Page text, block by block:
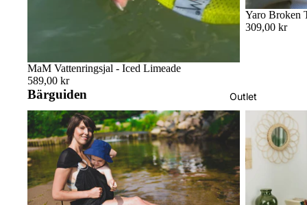
filtar
Väskor &
Outlet
MaM Vattenringsjal - Iced Limeade
589,00 kr
Yaro Broken
309,00 kr
Bärguiden
Badsjal: Räddningen för babysim, strandhäng
och duschstunder
Sitter
bekvämt